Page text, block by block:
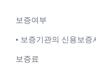
보증여부
• 보증기관의 신용보증
보증료